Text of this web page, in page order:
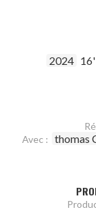
2024 16'
Avec : thomas